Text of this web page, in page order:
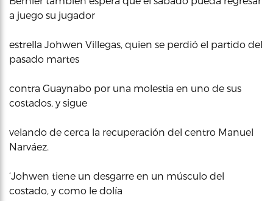
a juego su jugador
estrella Johwen Villegas, quien se perdió el partido del
pasado martes
contra Guaynabo por una molestia en uno de sus
costados, y sigue
velando de cerca la recuperación del centro Manuel
Narváez.
‘Johwen tiene un desgarre en un músculo del
costado, y como le dolía